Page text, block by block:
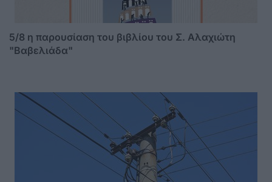
5/8 η παρουσίαση του βιβλίου του Σ. Αλαχιώτη
"Βαβελιάδα"